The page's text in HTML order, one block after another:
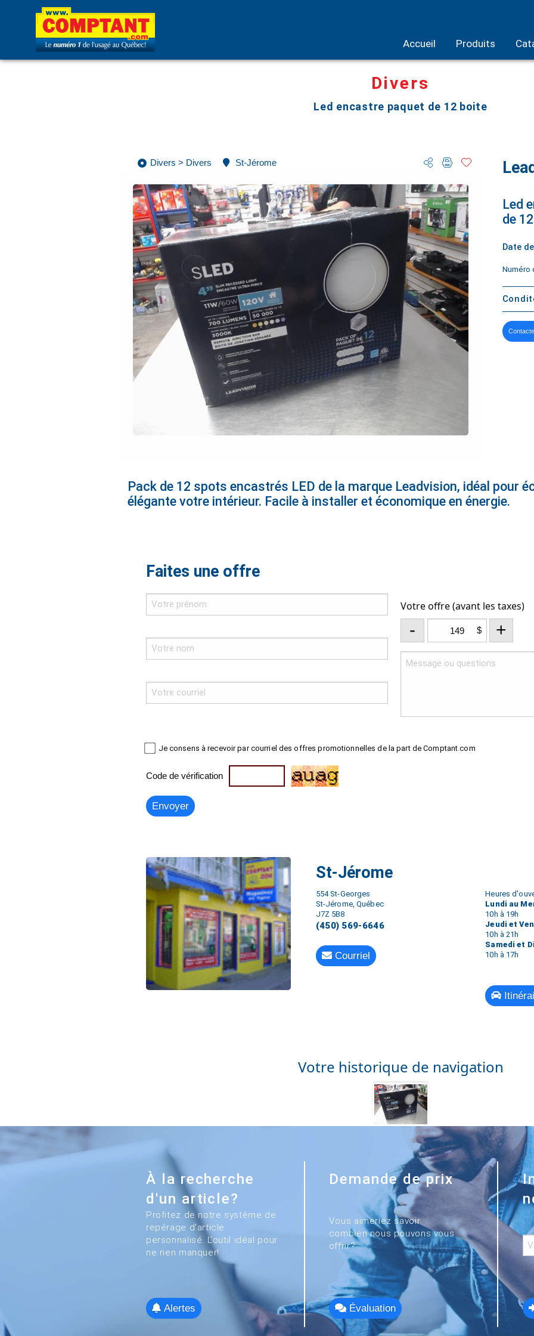
Accueil Produits
Divers
Led encastre paquet de 12 boite
Divers > Divers St-Jérome
Led
de
Date
Numéro
Pack de 12 spots encastrés LED de la marque Leadvision, idéal pour
élégante votre intérieur. Facile à installer et économique en énergie.
Faites une offre
Votre offre (avant les taxes)
- $ +
Je consens à recevoir par courriel des offres promotionnelles de la part de Comptant.com
Code de vérification
St-Jérome
554 St-Georges
St-Jérome, Québec
J7Z 5B8
(450) 569-6646
Courriel
Heures
Lundi au
10h à 19h
Jeudi et
10h à 21h
Samedi et
10h à 17h
Votre historique de navigation
À la recherche
d'un article?
Profitez de notre système de
repérage d'article
personnalisé. L'outil idéal pour
ne rien manquer!
Alertes
Demande de prix
Vous aimeriez savoir
combien nous pouvons vous
offrir?
Évaluation